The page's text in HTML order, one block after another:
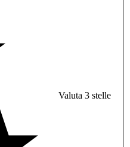
Valuta 3 stelle